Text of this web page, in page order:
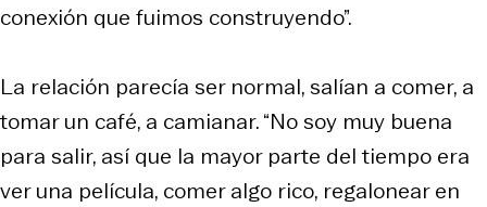
conexión que fuimos construyendo”.
La relación parecía ser normal, salían a comer, a
tomar un café, a camianar. “No soy muy buena
para salir, así que la mayor parte del tiempo era
ver una película, comer algo rico, regalonear en